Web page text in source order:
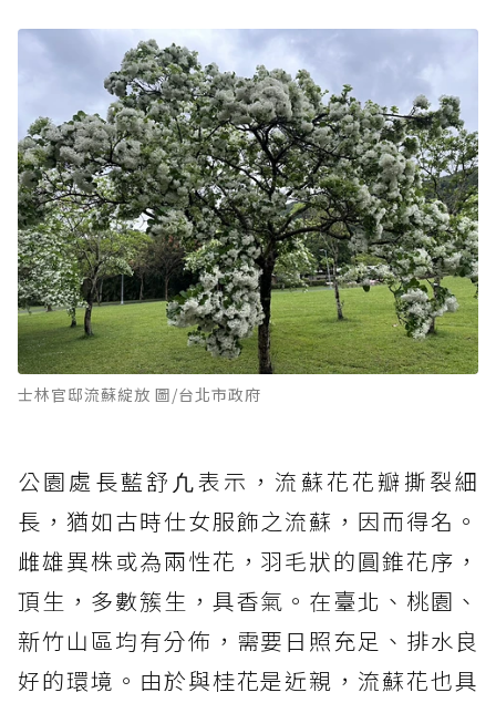
士林官邸流蘇綻放 圖/台北市政府
公園處長藍舒凢表示，流蘇花花瓣撕裂細
長，猶如古時仕女服飾之流蘇，因而得名。
雌雄異株或為兩性花，羽毛狀的圓錐花序，
頂生，多數簇生，具香氣。在臺北、桃園、
新竹山區均有分佈，需要日照充足、排水良
好的環境。由於與桂花是近親，流蘇花也具